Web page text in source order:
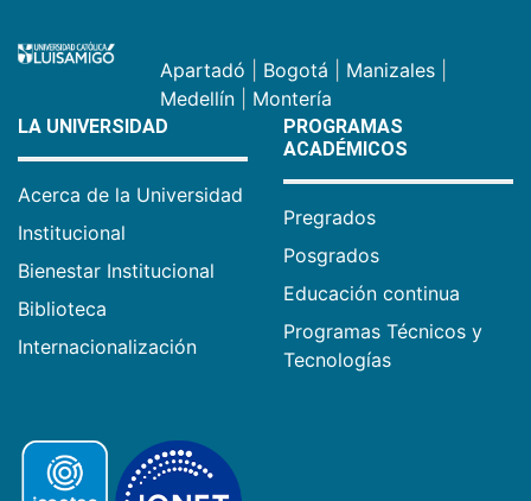
Apartadó Bogotá Manizales
Medellín
Montería
LA UNIVERSIDAD
Acerca de la Universidad
Institucional
Bienestar Institucional
Biblioteca
Internacionalización
PROGRAMAS
ACADÉMICOS
Pregrados
Posgrados
Educación continua
Programas Técnicos y
Tecnologías